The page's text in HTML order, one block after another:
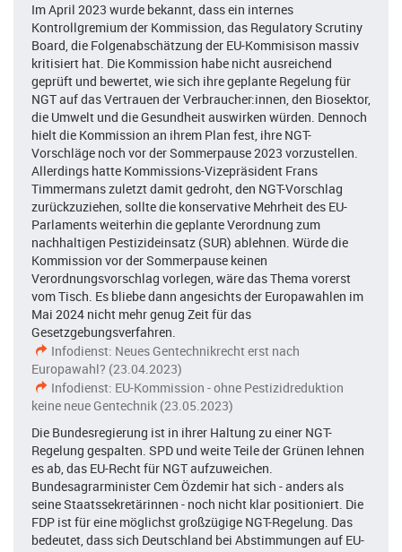
Im April 2023 wurde bekannt, dass ein internes
Kontrollgremium der Kommission, das Regulatory Scrutiny
Board, die Folgenabschätzung der EU-Kommisison massiv
kritisiert hat. Die Kommission habe nicht ausreichend
geprüft und bewertet, wie sich ihre geplante Regelung für
NGT auf das Vertrauen der Verbraucher:innen, den Biosektor,
die Umwelt und die Gesundheit auswirken würden. Dennoch
hielt die Kommission an ihrem Plan fest, ihre NGT-
Vorschläge noch vor der Sommerpause 2023 vorzustellen.
Allerdings hatte Kommissions-Vizepräsident Frans
Timmermans zuletzt damit gedroht, den NGT-Vorschlag
zurückzuziehen, sollte die konservative Mehrheit des EU-
Parlaments weiterhin die geplante Verordnung zum
nachhaltigen Pestizideinsatz (SUR) ablehnen. Würde die
Kommission vor der Sommerpause keinen
Verordnungsvorschlag vorlegen, wäre das Thema vorerst
vom Tisch. Es bliebe dann angesichts der Europawahlen im
Mai 2024 nicht mehr genug Zeit für das
Gesetzgebungsverfahren.
Infodienst: Neues Gentechnikrecht erst nach
Europawahl? (23.04.2023)
Infodienst: EU-Kommission - ohne Pestizidreduktion
keine neue Gentechnik (23.05.2023)
Die Bundesregierung ist in ihrer Haltung zu einer NGT-
Regelung gespalten. SPD und weite Teile der Grünen lehnen
es ab, das EU-Recht für NGT aufzuweichen.
Bundesagrarminister Cem Özdemir hat sich - anders als
seine Staatssekretärinnen - noch nicht klar positioniert. Die
FDP ist für eine möglichst großzügige NGT-Regelung. Das
bedeutet, dass sich Deutschland bei Abstimmungen auf EU-